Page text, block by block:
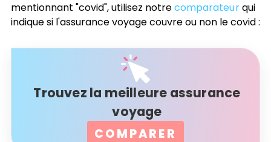
mentionnant "covid", utilisez notrecomparateurqui
indique si l'assurance voyage couvre ou non le covid :
Trouvez la meilleure assurance
voyage
COMPARER